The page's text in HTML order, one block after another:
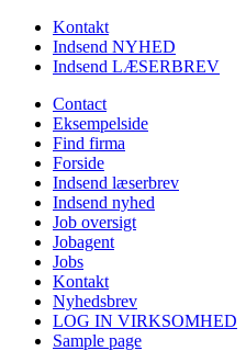
Kontakt
Indsend NYHED
Indsend LÆSERBREV
Contact
Eksempelside
Find firma
Forside
Indsend læserbrev
Indsend nyhed
Job oversigt
Jobagent
Jobs
Kontakt
Nyhedsbrev
LOG IN VIRKSOMHED
Sample page